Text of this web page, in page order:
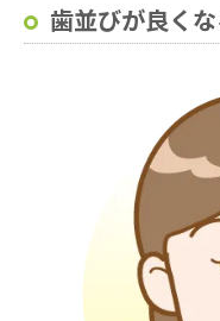
歯並びが良く